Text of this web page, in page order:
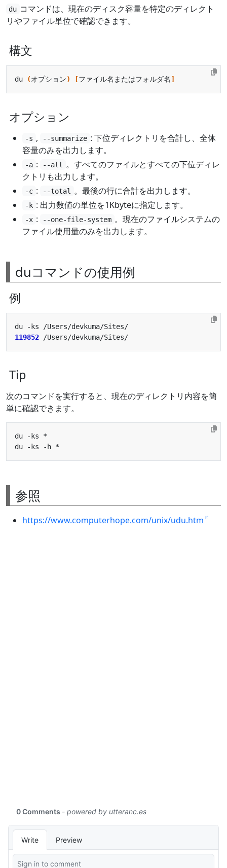
du コマンドは、現在のディスク容量を特定のディレクト
リやファイル単位で確認できます。
構文
du (オプション) [ファイル名またはフォルダ名 ]
オプション
-s , --summarize : 下位ディレクトリを合計し、全体
容量のみを出力します。
-a : --all
。すべてのファイルとすべての下位ディレ
クトリも出力します。
-c : --total 。最後の行に合計を出力します。
-k : 出力数値の単位を1Kbyteに指定します。
-x : --one-file-system 。現在のファイルシステムの
ファイル使用量のみを出力します。
duコマンドの使用例
例
119852
Tip
次のコマンドを実行すると、現在のディレクトリ内容を簡
単に確認できます。
参照
https://www.computerhope.com/unix/udu.htm